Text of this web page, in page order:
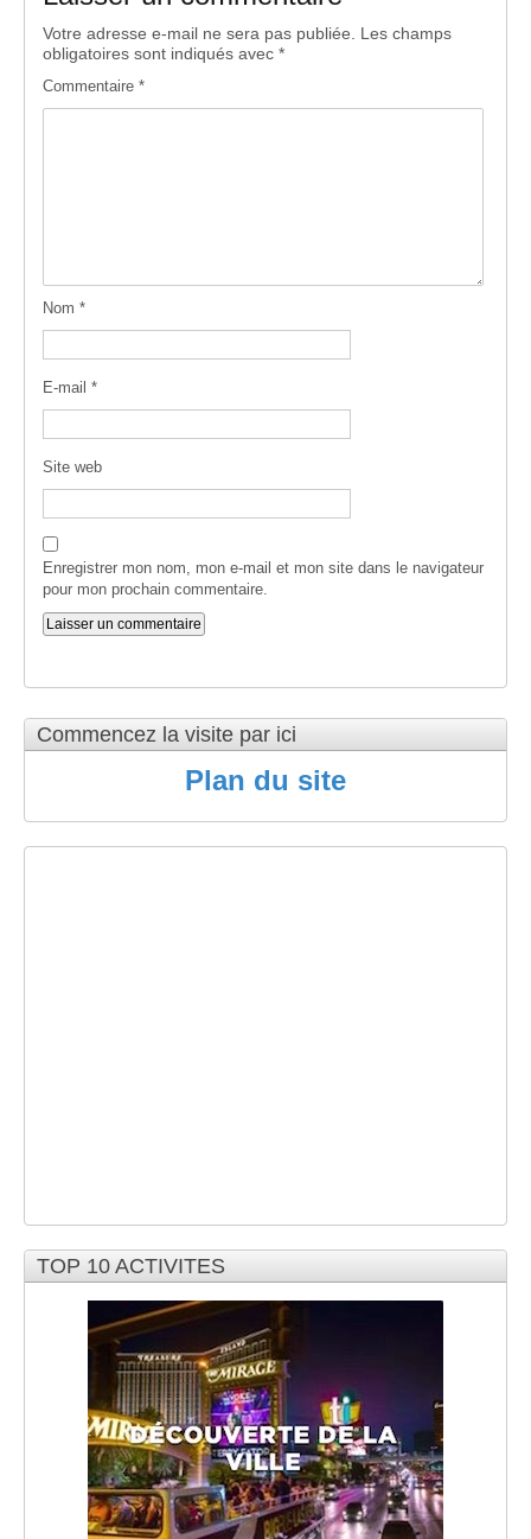
Votre adresse e-mail ne sera pas publiée.
Les champs
obligatoires sont indiqués avec *
Commentaire *
Nom *
E-mail *
Site web
Enregistrer mon nom, mon e-mail et mon site dans le navigateur
pour mon prochain commentaire.
Commencez la visite par ici
Plan du site
TOP 10 ACTIVITES